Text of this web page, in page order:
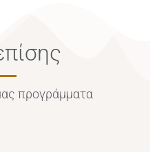
προγράμματα